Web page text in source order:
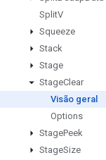
SplitV
Squeeze
Stack
Stage
StageClear
Visão geral
Options
StagePeek
StageSize